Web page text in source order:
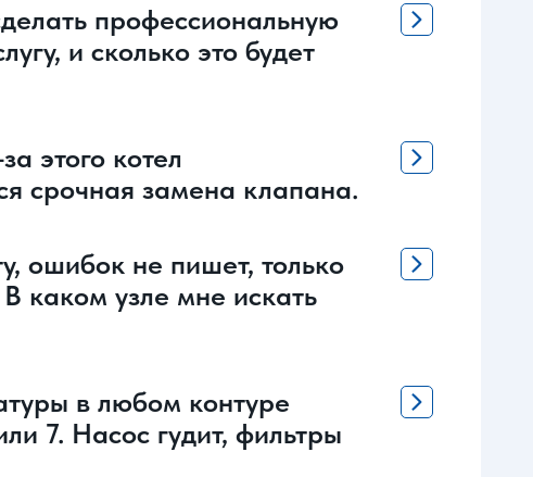
профессиональную
и сколько это будет
этого котел
срочная замена клапана.
ошибок не пишет, только
каком узле мне искать
в любом контуре
7. Насос гудит, фильтры